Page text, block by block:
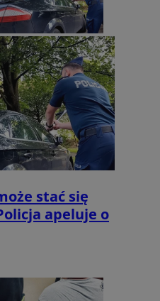
stać się
apeluje o